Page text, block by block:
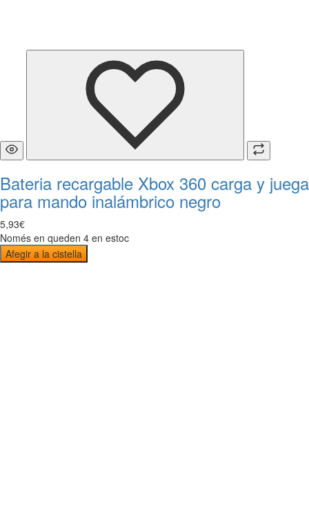
Bateria recargable Xbox 360 carga y juega
para mando inalámbrico negro
5,93€
Només en queden 4 en estoc
Afegir a la cistella